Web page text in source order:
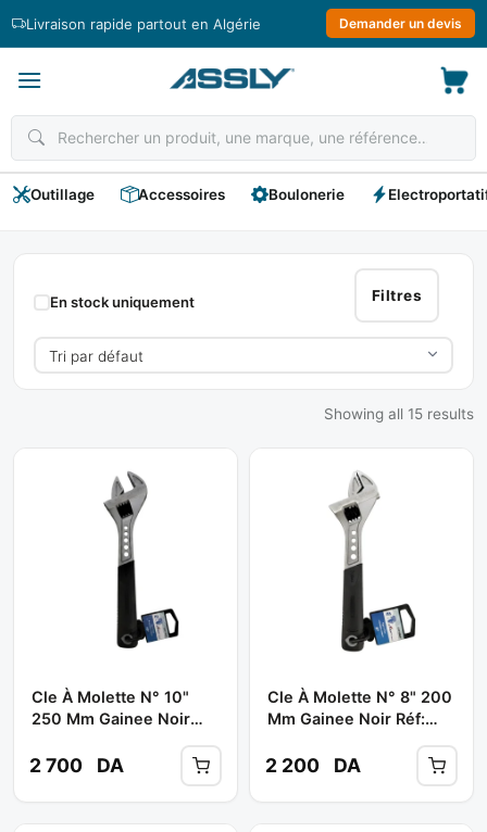
Livraison rapide partout en Algérie Demander un devis
Outillage Accessoires Boulonerie
Clés
Molette
Filtres
En stock uniquement
Showing all 15 results
Cle À Molette N° 10"
250 Mm Gainee Noir
2 700 DA
Cle À Molette N° 8" 200
Mm Gainee Noir Réf:
2 200 DA